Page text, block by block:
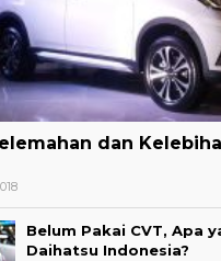
dan
Belum Pakai CVT, Apa
Daihatsu Indonesia?